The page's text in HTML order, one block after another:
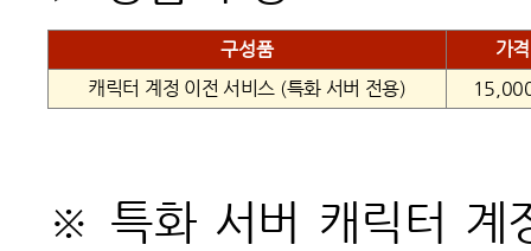
구성품
가격
캐릭터 계정 이전 서비스 (특화 서버 전용)
※ 특화 서버 캐릭터 계